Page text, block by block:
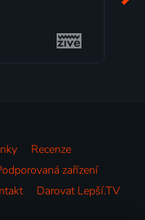
Recenze
zařízení
Darovat Lepší.TV